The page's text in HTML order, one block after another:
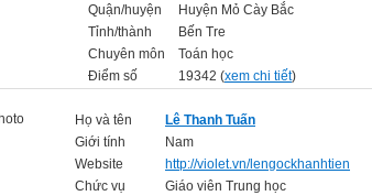
Quận/huyện
Huyện Mỏ Cày Bắc
Tỉnh/thành
Bến Tre
Chuyên môn
Toán học
Điểm số
19342 (xem chi tiết)
Họ và tên
Lê Thanh Tuấn
Giới tính
Nam
Website
http://violet.vn/lengockhanhtien
Chức vụ
Giáo viên Trung học